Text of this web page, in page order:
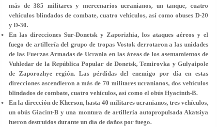
más de 385 militares y mercenarios ucranianos, un tanque, cuatro
vehículos blindados de combate, cuatro vehículos, así como obuses D-20
y D-30.
En las direcciones Sur-Donetsk y Zaporizhia, los ataques aéreos y el
fuego de artillería del grupo de tropas Vostok derrotaron a las unidades
de las Fuerzas Armadas de Ucrania en las áreas de los asentamientos de
Vuhledar de la República Popular de Donetsk, Temirovka y Gulyaipole
de Zaporozhye región. Las pérdidas del enemigo por día en estas
direcciones ascendieron a más de 70 militares ucranianos, dos vehículos
blindados de combate, cuatro vehículos, así como el obús Hyacinth-B.
En la dirección de Kherson, hasta 40 militares ucranianos, tres vehículos,
un obús Giacint-B y una montura de artillería autopropulsada Akatsiya
fueron destruidos durante un día de daños por fuego.